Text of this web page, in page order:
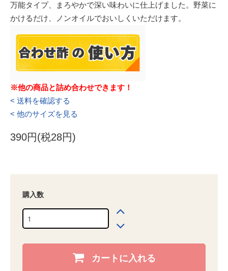
万能タイプ、まろやかで深い味わいに仕上げました。野菜に
かけるだけ、ノンオイルでおいしくいただけます。
※他の商品と詰め合わせできます！
< 送料を確認する
< 他のサイズを見る
390円(税28円)
購入数
カートに入れる